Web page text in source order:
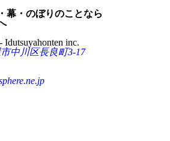
幕・のぼりのことなら
inc.
中川区長良町3-17